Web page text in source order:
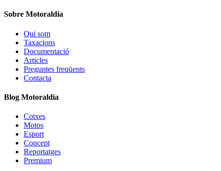
Sobre Motoraldia
Qui som
Taxacions
Documentació
Articles
Preguntes freqüents
Contacta
Blog Motoraldia
Cotxes
Motos
Esport
Concept
Reportatges
Premium